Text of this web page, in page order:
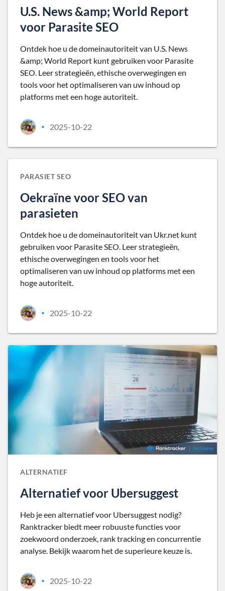
U.S. News &amp; World Report
voor Parasite SEO
Ontdek hoe u de domeinautoriteit van U.S. News
&amp; World Report kunt gebruiken voor Parasite
SEO. Leer strategieën, ethische overwegingen en
tools voor het optimaliseren van uw inhoud op
platforms met een hoge autoriteit.
• 2025-10-22
PARASIET SEO
Oekraïne voor SEO van
parasieten
Ontdek hoe u de domeinautoriteit van Ukr.net kunt
gebruiken voor Parasite SEO. Leer strategieën,
ethische overwegingen en tools voor het
optimaliseren van uw inhoud op platforms met een
hoge autoriteit.
• 2025-10-22
ALTERNATIEF
Alternatief voor Ubersuggest
Heb je een alternatief voor Ubersuggest nodig?
Ranktracker biedt meer robuuste functies voor
zoekwoord onderzoek, rank tracking en concurrentie
analyse. Bekijk waarom het de superieure keuze is.
• 2025-10-22